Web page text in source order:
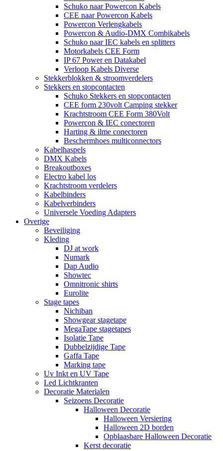
Schuko naar Powercon Kabels
CEE naar Powercon Kabels
Powercon Verlengkabels
Powercon & Audio-DMX Combikabels
Schuko naar IEC kabels en splitters
Motorkabels CEE Form
IP 67 Power en Datakabel
Verloop Kabels Diverse
Stekkerblokken & stroomverdelers
Stekkers en stopcontacten
Schuko Stekkers en stopcontacten
CEE form 230volt Camping stekker
Krachtstroom CEE Form 380Volt
Powercon & IEC conectoren
Harting & ilme conectoren
Beschermhoes multiconnectors
Kabelhaspels
DMX Kabels
Breakoutboxes
Electro kabel los
Krachtstroom verdelers
Kabelbinders
Kabelverbinders
Universele Voeding Adapters
Overige
Beveiliging
Kleding
DJ at work
Numark
Dap Audio
Showtec
Omnitronic shirts
Eurolite
Stage tapes
Nichiban
Showgear stagetape
MegaTape stagetapes
Isolatie Tape
Dubbelzijdige Tape
Gaffa Tape
Marking tape
Uv Inkt en UV Tape
Led Lichtkranten
Decoratie Materialen
Seizoens Decoratie
Halloween Decoratie
Halloween Versiering
Halloween 2D borden
Opblaasbare Halloween Decoratie
Kerst decoratie